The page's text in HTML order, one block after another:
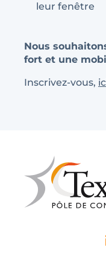
leur fenêtre
Nous
fort et une
Inscrivez-vous,